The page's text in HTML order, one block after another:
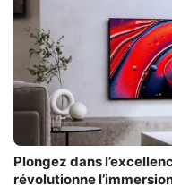
Plongez dans
révolutionne